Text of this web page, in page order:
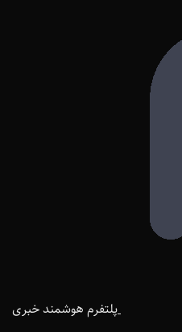
پلتفرم هوشمند خبری